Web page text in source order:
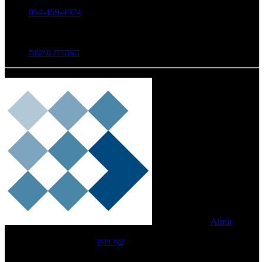
054-459-4974
הצהרת נגישות
Almir
שף דזיין